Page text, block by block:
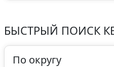
БЫСТРЫЙ ПОИСК
По округу